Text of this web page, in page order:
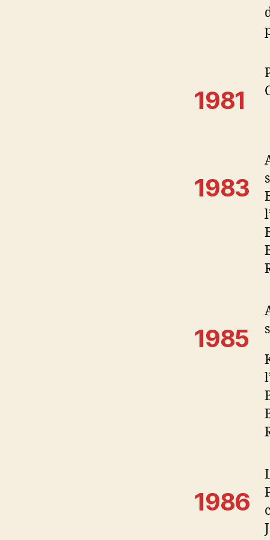
1981
1983
1985
1986